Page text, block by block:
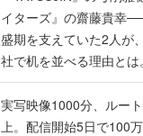
イターズ』の齋藤貴幸
盛期を支えていた2人が
社で机を並べる理由と
『TATSUJIN EXTREME
んだレジェンド2人に訊
実写映像1000分、ルー
上。配信開始5日で100